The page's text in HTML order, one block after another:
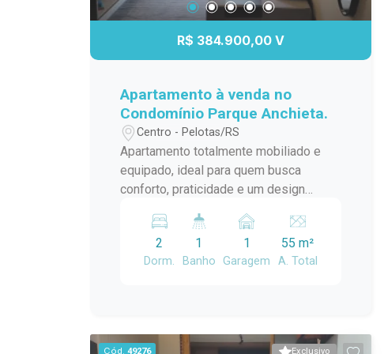
R$ 384.900,00 V
Apartamento à venda no
Condomínio Parque Anchieta.
Centro - Pelotas/RS
Apartamento totalmente mobiliado e
equipado, ideal para quem busca
conforto, praticidade e um design
Cozinha planejada Móveis sob medida;
Bancada em granito; Cooktop, forno
elétrico, micro-ondas e geladeira;
com excelente aproveitamento de
2
Dorm.
1
Banho
1
Garagem
55 m²
A. Total
Exclusivo
Cód. 49276